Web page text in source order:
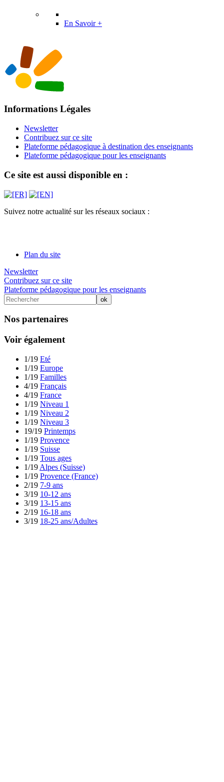
En Savoir +
Informations Légales
Newsletter
Contribuez sur ce site
Plateforme pédagogique à destination des enseignants
Plateforme pédagogique pour les enseignants
Ce site est aussi disponible en :
Suivez notre actualité sur les réseaux sociaux :
Plan du site
Newsletter
Contribuez sur ce site
Plateforme pédagogique pour les enseignants
Nos partenaires
Voir également
1/19 Eté
1/19 Europe
1/19 Familles
4/19 Français
4/19 France
1/19 Niveau 1
1/19 Niveau 2
1/19 Niveau 3
19/19 Printemps
1/19 Provence
1/19 Suisse
1/19 Tous ages
1/19 Alpes (Suisse)
1/19 Provence (France)
2/19 7-9 ans
3/19 10-12 ans
3/19 13-15 ans
2/19 16-18 ans
3/19 18-25 ans/Adultes